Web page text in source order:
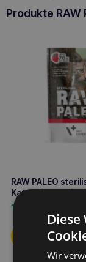
Produkte RAW
RAW PALEO
Katzenfutter
1,90
Wir